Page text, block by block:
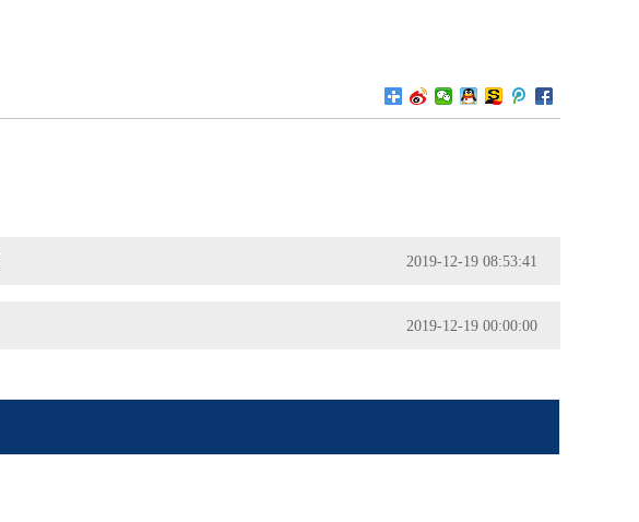
2019-12-19 08:53:41
2019-12-19 00:00:00